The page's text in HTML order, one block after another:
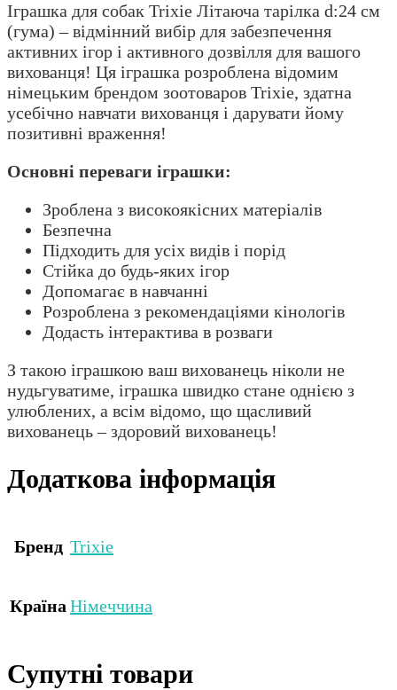
Іграшка для собак Trixie Літаюча тарілка d:24 см
(гума) – відмінний вибір для забезпечення
активних ігор і активного дозвілля для вашого
вихованця! Ця іграшка розроблена відомим
німецьким брендом зоотоваров Trixie, здатна
усебічно навчати вихованця і дарувати йому
позитивні враження!
Основні переваги іграшки:
Зроблена з високоякісних матеріалів
Безпечна
Підходить для усіх видів і порід
Стійка до будь-яких ігор
Допомагає в навчанні
Розроблена з рекомендаціями кінологів
Додасть інтерактива в розваги
З такою іграшкою ваш вихованець ніколи не
нудьгуватиме, іграшка швидко стане однією з
улюблених, а всім відомо, що щасливий
вихованець – здоровий вихованець!
Додаткова інформація
Бренд Trixie
Країна Німеччина
Супутні товари